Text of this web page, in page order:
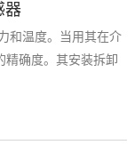
器
温度。当用其在介
精确度。其安装拆卸